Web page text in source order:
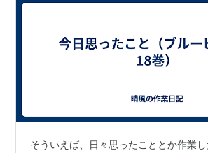
そういえば、日々思ったこととか作業